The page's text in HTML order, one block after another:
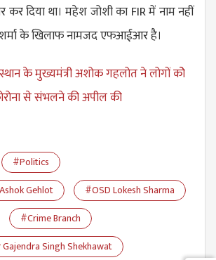
दिया था। महेश जोशी का FIR में नाम नहीं
के खिलाफ नामजद एफआईआर है।
के मुख्यमंत्री अशोक गहलोत ने लोगों कोे
से संभलने की अपील की
#Politics
Gehlot
#OSD Lokesh Sharma
#Crime Branch
Singh Shekhawat